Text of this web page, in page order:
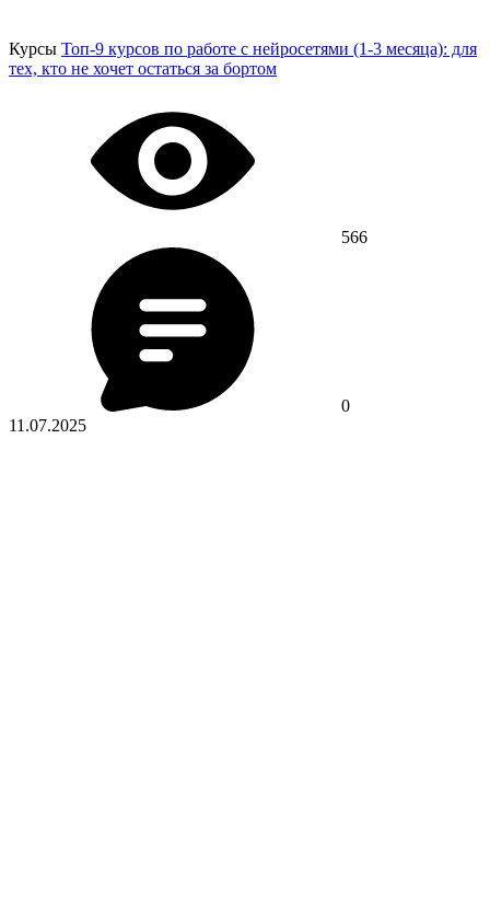
Курсы Топ-9 курсов по работе с нейросетями (1-3 месяца): для
тех, кто не хочет остаться за бортом
566
0
11.07.2025